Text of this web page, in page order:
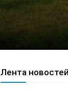
Лента новостей